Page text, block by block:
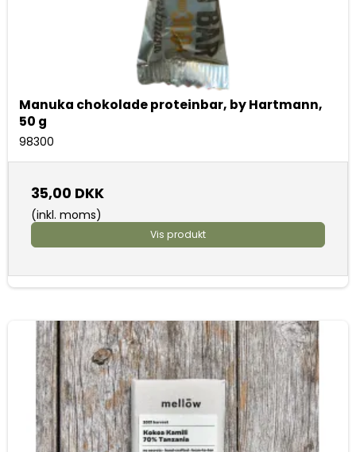
Manuka chokolade proteinbar, by Hartmann,
50 g
98300
35,00 DKK
(inkl. moms)
Vis produkt